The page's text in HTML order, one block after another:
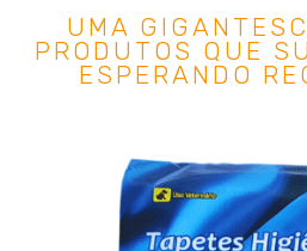
UMA
PRODUTOS QUE
ESPERANDO